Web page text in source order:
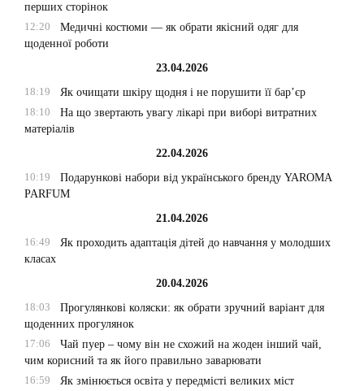
перших сторінок
12:20
Медичні костюми — як обрати якісний одяг для
щоденної роботи
23.04.2026
18:19
Як очищати шкіру щодня і не порушити її бар’єр
18:10
На що звертають увагу лікарі при виборі витратних
матеріалів
22.04.2026
10:19
Подарункові набори від українського бренду YAROMA
PARFUM
21.04.2026
16:49
Як проходить адаптація дітей до навчання у молодших
класах
20.04.2026
18:03
Прогулянкові коляски: як обрати зручний варіант для
щоденних прогулянок
17:06
Чай пуер – чому він не схожий на жоден інший чай,
чим корисний та як його правильно заварювати
16:59
Як змінюється освіта у передмісті великих міст